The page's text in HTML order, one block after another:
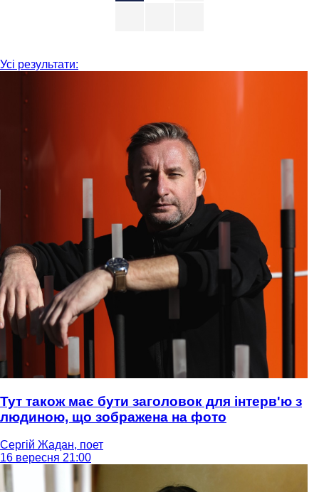
Усі результати:
Тут також має бути заголовок для інтерв'ю з
людиною, що зображена на фото
Сергій Жадан, поет
16 вересня 21:00